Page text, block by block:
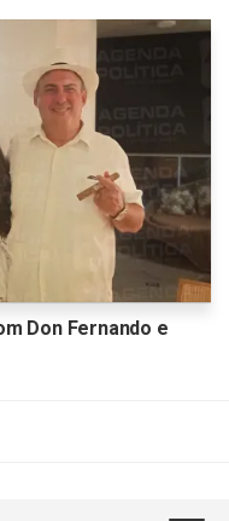
Don Fernando e